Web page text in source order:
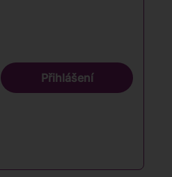
Přihlášení